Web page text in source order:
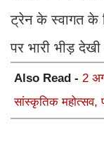
ट्रेन के स्वागत के
पर भारी भीड़
Also Read - 2
सांस्कृतिक महोत्सव,